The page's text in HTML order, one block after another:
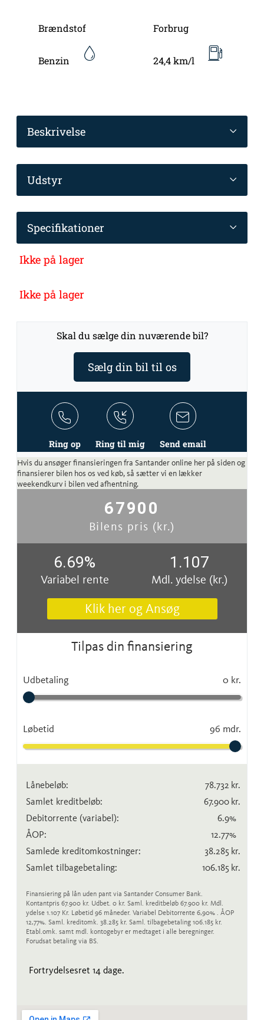
Brændstof
Benzin
Forbrug
24,4 km/l
Beskrivelse
Udstyr
Specifikationer
Ikke på lager
Ikke på lager
Skal du sælge din nuværende bil?
Sælg din bil til os
Ring op Ring til mig Send email
Hvis du ansøger finansieringen fra Santander online her på siden og
finansierer bilen hos os ved køb, så sætter vi en lækker
weekendkurv i bilen ved afhentning.
67900
Bilens pris (kr.)
6.69%
Variabel rente
1.107
Mdl. ydelse (kr.)
Klik her og Ansøg
Tilpas din finansiering
Udbetaling 0 kr.
Løbetid 96 mdr.
Lånebeløb: 78.732 kr.
Samlet kreditbeløb:
67.900 kr.
Debitorrente (variabel): 6.9%
ÅOP:
12.77%
Samlede kreditomkostninger:
38.285 kr.
Samlet tilbagebetaling:
106.185 kr.
Finansiering på lån uden pant via Santander Consumer Bank.
Kontantpris 67.900 kr. Udbet. 0 kr. Saml. kreditbeløb 67.900 kr. Mdl.
ydelse 1.107 Kr. Løbetid 96 måneder. Variabel Debitorrente 6,90% . ÅOP
12,77%. Saml. kreditomk. 38.285 kr. Saml. tilbagebetaling 106.185 kr.
Etabl.omk. samt mdl. kontogebyr er medtaget i alle beregninger.
Forudsat betaling via BS.
Fortrydelsesret 14 dage.